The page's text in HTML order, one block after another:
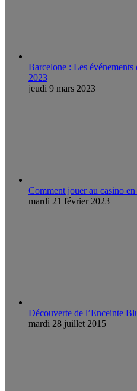
Barcelone : Les
2023
jeudi 9 mars 2023
Comment jouer au casino
mardi 21 février 2023
Découverte de l’Enceinte
mardi 28 juillet 2015